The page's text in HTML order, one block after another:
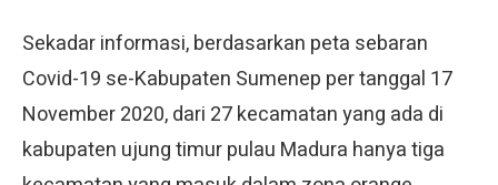
Sekadar informasi, berdasarkan peta sebaran
Covid-19 se-Kabupaten Sumenep per tanggal 17
November 2020, dari 27 kecamatan yang ada di
kabupaten ujung timur pulau Madura hanya tiga